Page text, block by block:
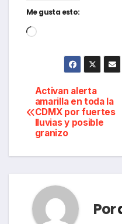
Me gusta esto:
Cargando...
Navegación
de
entradas
Activan alerta
amarilla en toda la
CDMX por fuertes
lluvias y posible
granizo
Por